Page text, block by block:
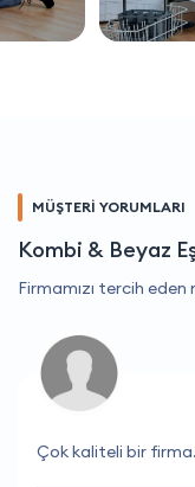
MÜŞTERİ YORUMLARI
Kombi & Beyaz
Firmamızı tercih
Çok kaliteli bir